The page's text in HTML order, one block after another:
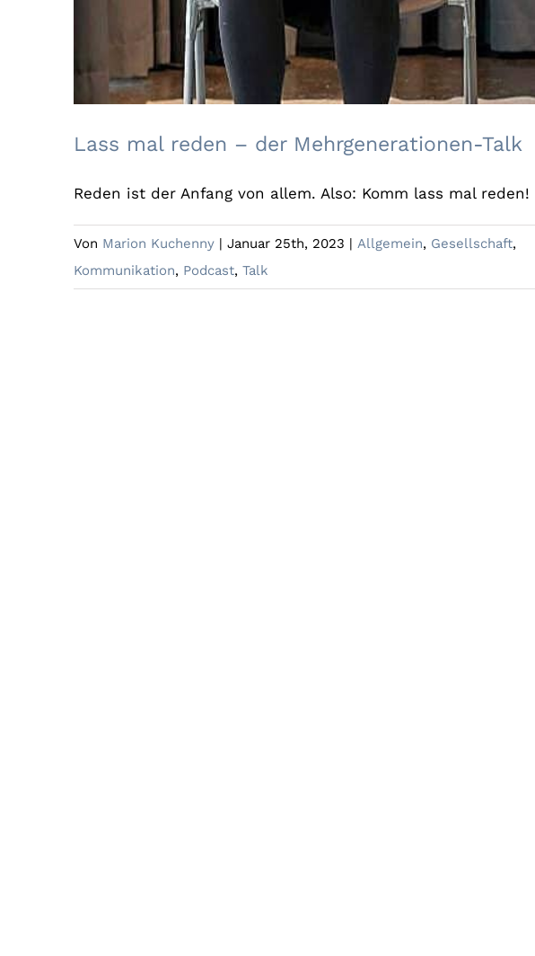
Lass mal reden – der Mehrgenerationen-Talk
Reden ist der Anfang von allem. Also: Komm lass mal
Von Marion Kuchenny | Januar 25th, 2023 | Allgemein, Gesellschaft,
Kommunikation, Podcast, Talk